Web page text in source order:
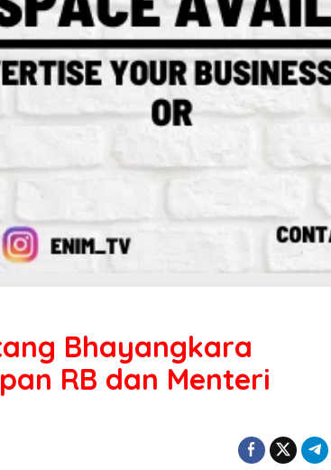
Bhayangkara
RB dan Menteri